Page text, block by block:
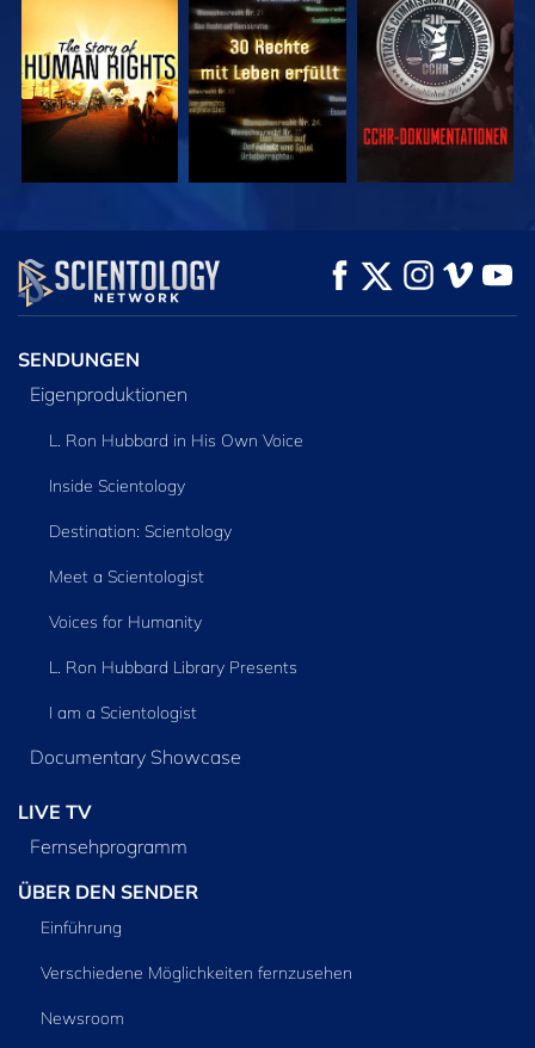
ANSEHEN ANSEHEN ANSEHEN
ANSEHEN
SERIE
ENTDECKEN
SENDUNGEN
Eigenproduktionen
L. Ron Hubbard in His Own Voice
Inside Scientology
Destination: Scientology
Meet a Scientologist
Voices for Humanity
L. Ron Hubbard Library Presents
I am a Scientologist
Documentary Showcase
LIVE TV
Fernsehprogramm
ÜBER DEN SENDER
Einführung
Verschiedene Möglichkeiten fernzusehen
Newsroom